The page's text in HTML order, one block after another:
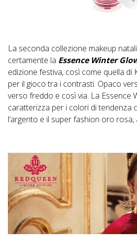
La seconda collezione makeup
certamente la Essence Winter
edizione festiva, così come quella di
per il gioco tra i contrasti. Opaco
verso freddo e così via. La Essence
caratterizza per i colori di tendenza
l’argento e il super fashion oro